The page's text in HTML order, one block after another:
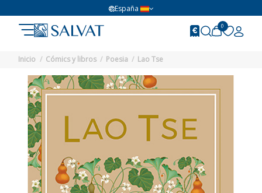
España
0
Inicio Cómics y libros Poesia Lao Tse